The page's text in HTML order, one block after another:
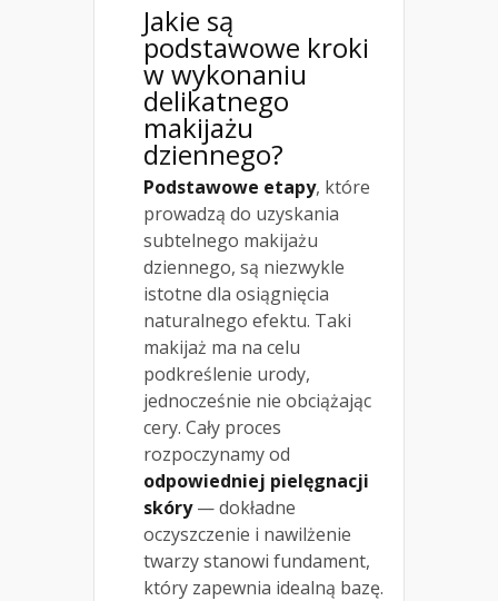
Jakie są
podstawowe kroki
w wykonaniu
delikatnego
makijażu
dziennego?
Podstawowe etapy, które
prowadzą do uzyskania
subtelnego makijażu
dziennego, są niezwykle
istotne dla osiągnięcia
naturalnego efektu. Taki
makijaż ma na celu
podkreślenie urody,
jednocześnie nie obciążając
cery. Cały proces
rozpoczynamy od
odpowiedniej pielęgnacji
skóry— dokładne
oczyszczenie i nawilżenie
twarzy stanowi fundament,
który zapewnia idealną bazę.